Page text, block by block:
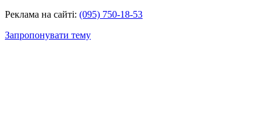
Реклама на сайті: (095) 750-18-53
Запропонувати тему